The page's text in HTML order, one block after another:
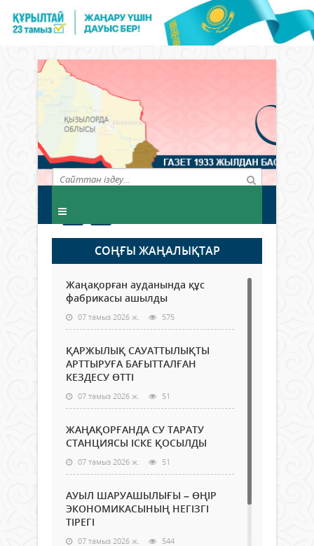
СОҢҒЫ ЖАҢАЛЫҚТАР
Жаңақорған ауданында құс
фабрикасы ашылды
07 тамыз 2026 ж. 575
ҚАРЖЫЛЫҚ САУАТТЫЛЫҚТЫ
АРТТЫРУҒА БАҒЫТТАЛҒАН
КЕЗДЕСУ ӨТТІ
07 тамыз 2026 ж. 51
ЖАҢАҚОРҒАНДА СУ ТАРАТУ
СТАНЦИЯСЫ ІСКЕ ҚОСЫЛДЫ
07 тамыз 2026 ж. 51
АУЫЛ ШАРУАШЫЛЫҒЫ – ӨҢІР
ЭКОНОМИКАСЫНЫҢ НЕГІЗГІ
ТІРЕГІ
07 тамыз 2026 ж. 544